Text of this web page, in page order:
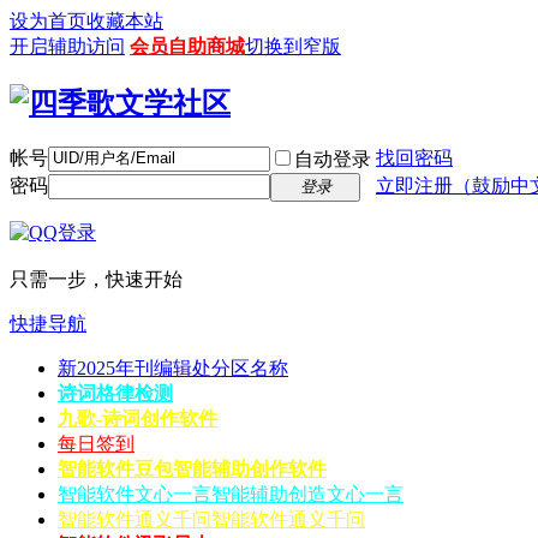
设为首页收藏本站
开启辅助访问 会员自助商城切换到窄版
帐号 自动登录 找回密码
密码
登录 立即注册（鼓励中
只需一步，快速开始
快捷导航
新2025年刊编辑处分区名称
诗词格律检测
九歌-诗词创作软件
每日签到
智能软件豆包智能辅助创作软件
智能软件文心一言智能辅助创造文心一言
智能软件通义千问智能软件通义千问